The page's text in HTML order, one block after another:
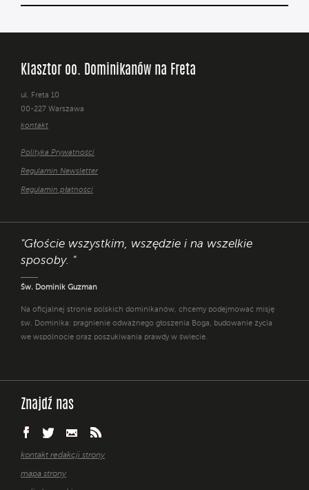
Klasztor oo. Dominikanów na Freta
ul. Freta 10
00-227 Warszawa
kontakt
Polityka Prywatności
Regulamin Newsletter
Regulamin płatności
"Głoście wszystkim, wszędzie i na wszelkie
sposoby. "
Św. Dominik Guzman
Na oficjalnej stronie polskich dominikanów, chcemy podejmować misję
św. Dominika: pragnienie odważnego głoszenia Boga, budowanie życia
we wspólnocie oraz poszukiwania prawdy w świecie.
Znajdź nas
kontakt redakcji strony
mapa strony